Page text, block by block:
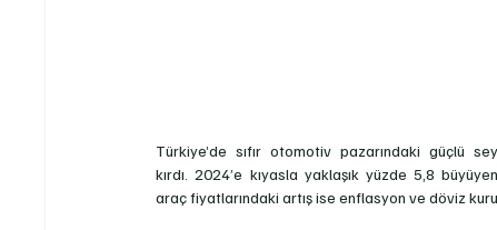
Türkiye’de sıfır otomotiv pazarındaki güçlü
kırdı. 2024’e kıyasla yaklaşık yüzde 5,8
araç fiyatlarındaki artış ise enflasyon ve döviz